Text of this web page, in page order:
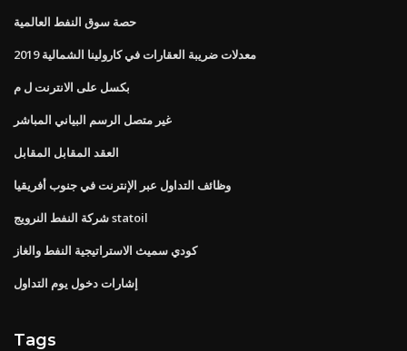
حصة سوق النفط العالمية
معدلات ضريبة العقارات في كارولينا الشمالية 2019
بكسل على الانترنت ل م
غير متصل الرسم البياني المباشر
العقد المقابل المقابل
وظائف التداول عبر الإنترنت في جنوب أفريقيا
شركة النفط النرويج statoil
كودي سميث الاستراتيجية النفط والغاز
إشارات دخول يوم التداول
Tags